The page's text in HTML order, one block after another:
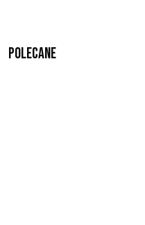
Polecane